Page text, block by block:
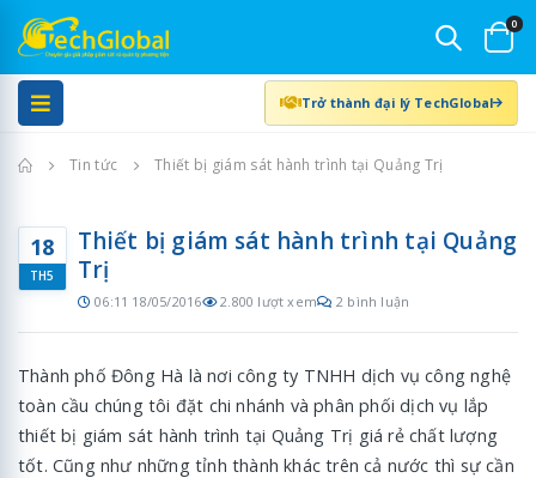
0
Trở thành đại lý TechGlobal
Trang chủ
Tin tức Thiết bị giám sát hành trình tại Quảng Trị
18
TH5
Thiết bị giám sát hành trình tại Quảng
Trị
06:11 18/05/2016 2.800 lượt xem 2 bình luận
Thành phố Đông Hà là nơi công ty TNHH dịch vụ công nghệ
toàn cầu chúng tôi đặt chi nhánh và phân phối dịch vụ lắp
thiết bị giám sát hành trình tại Quảng Trị giá rẻ chất lượng
tốt. Cũng như những tỉnh thành khác trên cả nước thì sự cần